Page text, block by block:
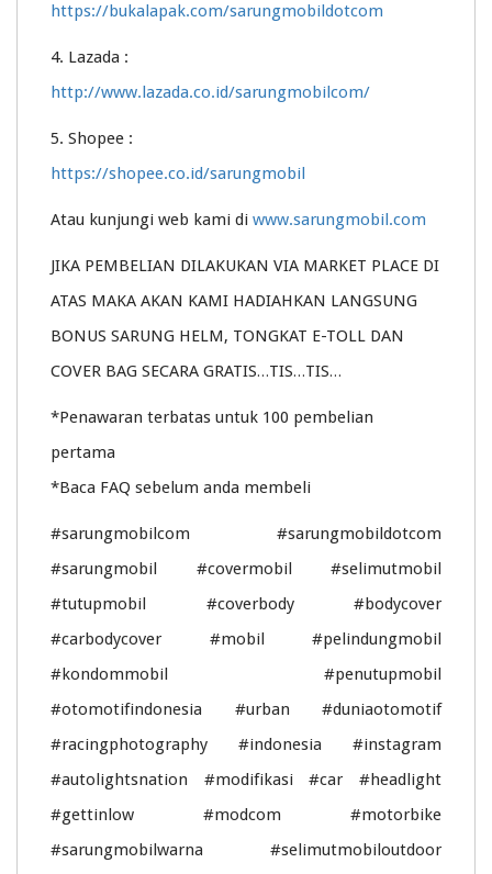
https://bukalapak.com/sarungmobildotcom
4. Lazada :
http://www.lazada.co.id/sarungmobilcom/
5. Shopee :
https://shopee.co.id/sarungmobil
Atau kunjungi web kami di www.sarungmobil.com
JIKA PEMBELIAN DILAKUKAN VIA MARKET PLACE DI
ATAS MAKA AKAN KAMI HADIAHKAN LANGSUNG
BONUS SARUNG HELM, TONGKAT E-TOLL DAN
COVER BAG SECARA GRATIS…TIS…TIS…
*Penawaran terbatas untuk 100 pembelian
pertama
*Baca FAQ sebelum anda membeli
#sarungmobilcom #sarungmobildotcom
#sarungmobil #covermobil #selimutmobil
#tutupmobil #coverbody #bodycover
#carbodycover #mobil #pelindungmobil
#kondommobil #penutupmobil
#otomotifindonesia #urban #duniaotomotif
#racingphotography #indonesia #instagram
#autolightsnation #modifikasi #car #headlight
#gettinlow #modcom #motorbike
#sarungmobilwarna #selimutmobiloutdoor